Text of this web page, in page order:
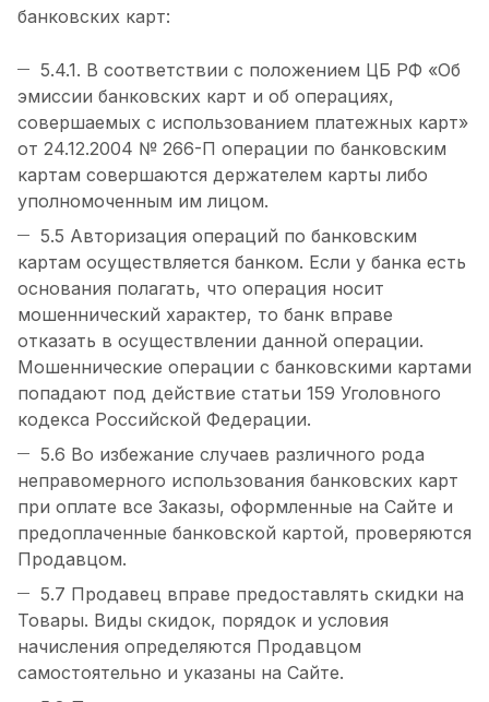
банковских карт:
5.4.1. В соответствии с положением ЦБ РФ «Об
эмиссии банковских карт и об операциях,
совершаемых с использованием платежных карт»
от 24.12.2004 № 266-П операции по банковским
картам совершаются держателем карты либо
уполномоченным им лицом.
5.5 Авторизация операций по банковским
картам осуществляется банком. Если у банка есть
основания полагать, что операция носит
мошеннический характер, то банк вправе
отказать в осуществлении данной операции.
Мошеннические операции с банковскими картами
попадают под действие статьи 159 Уголовного
кодекса Российской Федерации.
5.6 Во избежание случаев различного рода
неправомерного использования банковских карт
при оплате все Заказы, оформленные на Сайте и
предоплаченные банковской картой, проверяются
Продавцом.
5.7 Продавец вправе предоставлять скидки на
Товары. Виды скидок, порядок и условия
начисления определяются Продавцом
самостоятельно и указаны на Сайте.